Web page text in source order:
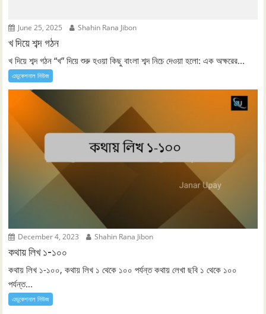
June 25, 2025 Shahin Rana Jibon
খ দিয়ে শব্দ গঠন
খ দিয়ে শব্দ গঠন “খ” দিয়ে শুরু হওয়া কিছু বাংলা শব্দ নিচে দেওয়া হলো: এক অক্ষরের...
এডুকেশনাল নিউজ
December 4, 2023 Shahin Rana Jibon
কথায় লিখ ১-১০০
কথায় লিখ ১-১০০, কথায় লিখ ১ থেকে ১০০ পর্যন্ত কথায় লেখা ছবি ১ থেকে ১০০
পর্যন্ত...
এডুকেশনাল নিউজ